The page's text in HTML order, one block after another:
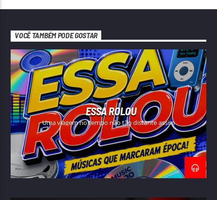
VOCÊ TAMBÉM PODE GOSTAR
ESSA ROLOU
Uma viagem no tempo não tão distante assim